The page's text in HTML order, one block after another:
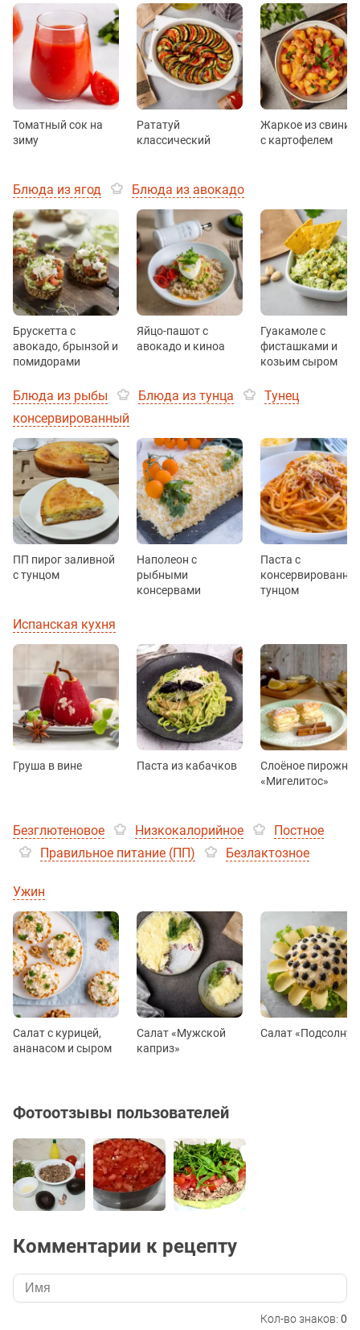
Томатный сок на
зиму
Рататуй
классический
Жаркое из
с картофелем
Блюда из ягод Блюда из авокадо
Брускетта с
авокадо, брынзой и
помидорами
Яйцо-пашот с
авокадо и киноа
Гуакамоле с
фисташками и
козьим сыром
Блюда из рыбы Блюда из тунца
Тунец
консервированный
ПП пирог заливной
с тунцом
Наполеон с
рыбными
консервами
Паста с
тунцом
Испанская кухня
Груша в вине Паста из кабачков
Слоёное пирожное
«Мигелитос»
Безглютеновое Низкокалорийное
Постное
Правильное питание (ПП)
Безлактозное
Ужин
Салат с курицей,
ананасом и сыром
Салат «Мужской
каприз»
Салат
Фотоотзывы пользователей
Комментарии к рецепту
Кол-во знаков: 0